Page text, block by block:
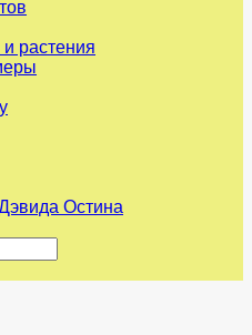
растения
Остина